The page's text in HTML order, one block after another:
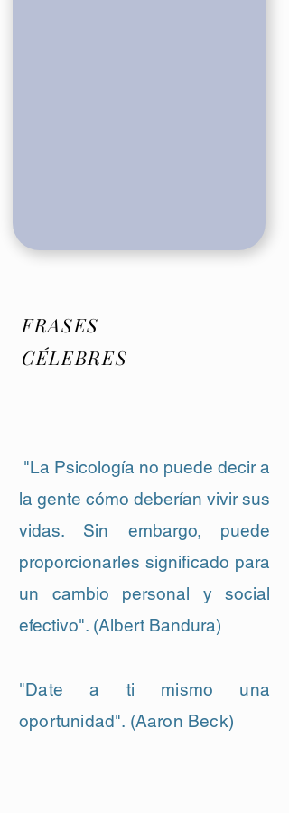
FRASES
CÉLEBRES
"La Psicología no puede decir a
la gente cómo deberían vivir sus
vidas. Sin embargo, puede
proporcionarles significado para
un cambio personal y social
efectivo". (Albert Bandura)
"Date a ti mismo una
oportunidad". (Aaron Beck)